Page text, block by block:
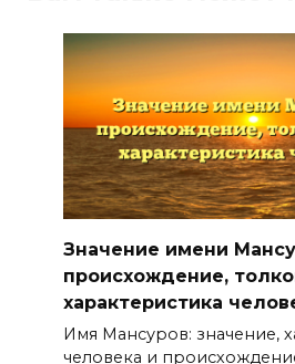
Значение имени
происхождение,
характеристика
Имя Мансуров: значение,
человека и